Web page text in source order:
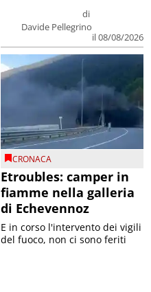
di
Davide Pellegrino
il 08/08/2026
CRONACA
Etroubles: camper in
fiamme nella galleria
di Echevennoz
E in corso l'intervento dei vigili
del fuoco, non ci sono feriti